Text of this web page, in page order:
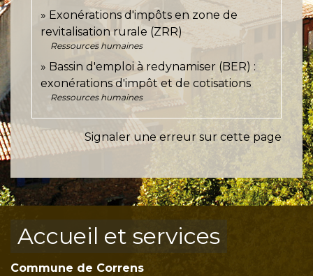
Exonérations d'impôts en zone de
revitalisation rurale (ZRR)
Ressources humaines
Bassin d'emploi à redynamiser (BER) :
exonérations d'impôt et de cotisations
Ressources humaines
Signaler une erreur sur cette page
Accueil et services
Commune de Correns